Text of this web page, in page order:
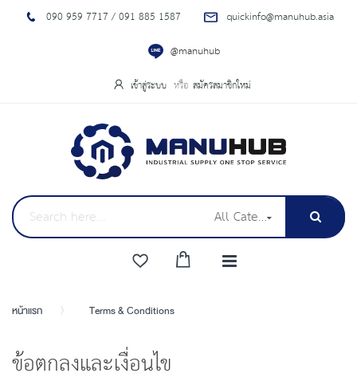
090 959 7717 / 091 885 1587
quickinfo@manuhub.asia
@manuhub
เข้าสู่ระบบ สมัครสมาชิกใหม่
All Categories
หน้าแรก Terms & Conditions
ข้อตกลงและเงื่อนไข